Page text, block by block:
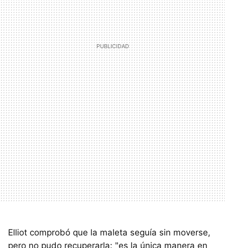
Elliot comprobó que la maleta seguía sin moverse,
pero no pudo recuperarla: "es la única manera en